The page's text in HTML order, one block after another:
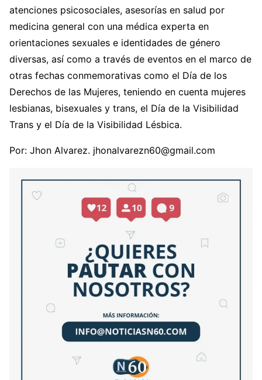
atenciones psicosociales, asesorías en salud por
medicina general con una médica experta en
orientaciones sexuales e identidades de género
diversas, así como a través de eventos en el marco de
otras fechas conmemorativas como el Día de los
Derechos de las Mujeres, teniendo en cuenta mujeres
lesbianas, bisexuales y trans, el Día de la Visibilidad
Trans y el Día de la Visibilidad Lésbica.
Por: Jhon Alvarez. jhonalvarezn60@gmail.com